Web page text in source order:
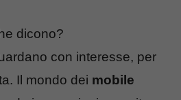
dicono?
con interesse, per
Il mondo dei mobile